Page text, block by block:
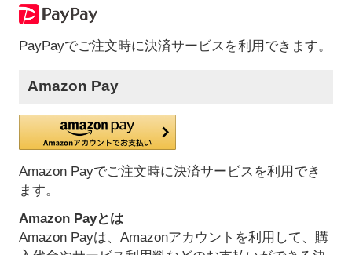
PayPayでご注文時に決済サービスを利用できます。
Amazon Pay
Amazon Payでご注文時に決済サービスを利用でき
ます。
Amazon Payとは
Amazon Payは、Amazonアカウントを利用して、購